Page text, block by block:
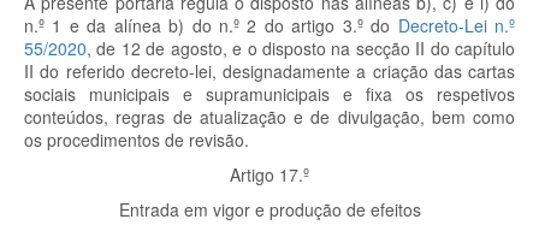
n.º 1 e da alínea b) do n.º 2 do artigo 3.º do Decreto-Lei n.º
55/2020, de 12 de agosto, e o disposto na secção II do capítulo
II do referido decreto-lei, designadamente a criação das cartas
sociais municipais e supramunicipais e fixa os respetivos
conteúdos, regras de atualização e de divulgação, bem como
os procedimentos de revisão.
Artigo 17.º
Entrada em vigor e produção de efeitos